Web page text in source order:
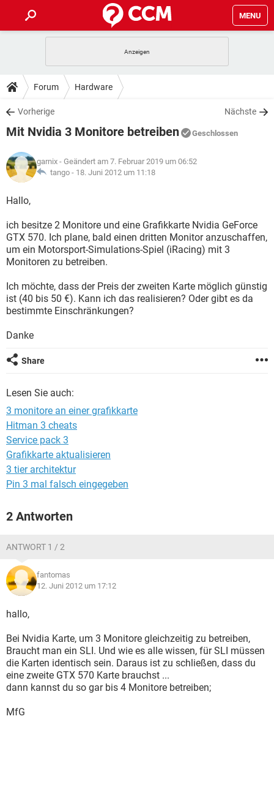
MENU
ANDROID
WINDOWS 10
WHATSAPP TIKTOK
FACEBOOK
TIPPS & TRICKS
SPIELE
WHATSAPP TIKTOK
FACEBOOK
DOWNLOADS
SPIELE STREAMING
ANDROID
WINDOWS 10 INSTAGRAM
WHATSAPP
SPIELE STREAMING
ANDROID
WINDOWS 10
WHATSAPP TIKTOK
FACEBOOK HARDWARE
LEXIKON
SPIELE
WINDOWS 10 INSTAGRAM
WHATSAPP TIKTOK
Forum Hardware
Vorherige Nächste
Mit Nvidia 3 Monitore betreiben Geschlossen
garnix - Geändert am 7. Februar 2019 um 06:52
tango - 18. Juni 2012 um 11:18
Hallo,
ich besitze 2 Monitore und eine Grafikkarte Nvidia GeForce
GTX 570. Ich plane, bald einen dritten Monitor anzuschaffen,
um ein Motorsport-Simulations-Spiel (iRacing) mit 3
Monitoren zu betreiben.
Ich möchte, dass der Preis der zweiten Karte möglich günstig
ist (40 bis 50 €). Kann ich das realisieren? Oder gibt es da
bestimmte Einschränkungen?
Danke
Share
Lesen Sie auch:
3 monitore an einer grafikkarte
Hitman 3 cheats
Service pack 3
Grafikkarte aktualisieren
3 tier architektur
Pin 3 mal falsch eingegeben
2 Antworten
ANTWORT 1 / 2
fantomas
12. Juni 2012 um 17:12
hallo,
Bei Nvidia Karte, um 3 Monitore gleichzeitig zu betreiben,
Braucht man ein SLI. Und wie es alle wissen, für SLI müssen
die Karten identisch sein. Daraus ist zu schließen, dass du
eine zweite GTX 570 Karte brauchst ...
dann kannst du so gar bis 4 Monitore betreiben;
MfG